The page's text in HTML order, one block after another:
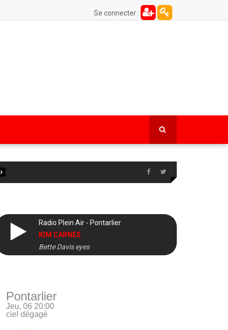
Se connecter :
›
Radio Plein Air - Pontarlier
KIM CARNES
Bette Davis eyes
Pontarlier
Jeu, 06 20:00
ciel dégagé